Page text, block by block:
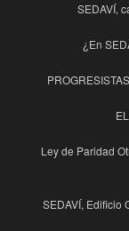
SEDAVÍ,
¿En
Ley de Paridad
SEDAVÍ, Edificio